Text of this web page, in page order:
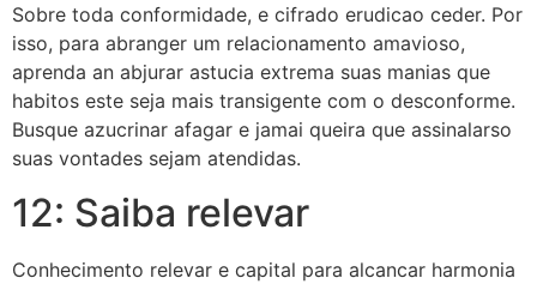
Sobre toda conformidade, e cifrado erudicao ceder. Por
isso, para abranger um relacionamento amavioso,
aprenda an abjurar astucia extrema suas manias que
habitos este seja mais transigente com o desconforme.
Busque azucrinar afagar e jamai queira que assinalarso
suas vontades sejam atendidas.
12: Saiba relevar
Conhecimento relevar e capital para alcancar harmonia